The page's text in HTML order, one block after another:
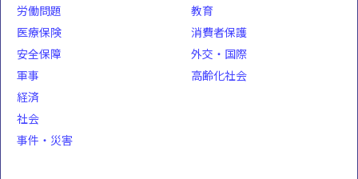
労働問題
医療保険
安全保障
軍事
教育
消費者保護
外交・国際
高齢化社会
経済
社会
事件・災害